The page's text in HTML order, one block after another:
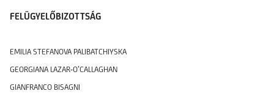
FELÜGYELŐBIZOTTSÁG
EMILIA STEFANOVA PALIBATCHIYSKA
GEORGIANA LAZAR-O’CALLAGHAN
GIANFRANCO BISAGNI